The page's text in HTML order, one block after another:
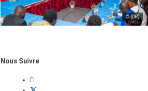
© (DR)
Nous Suivre